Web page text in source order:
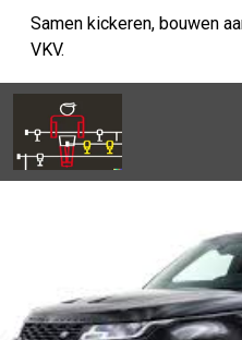
naar
inhoud
Samen kickeren, bouwen
VKV.